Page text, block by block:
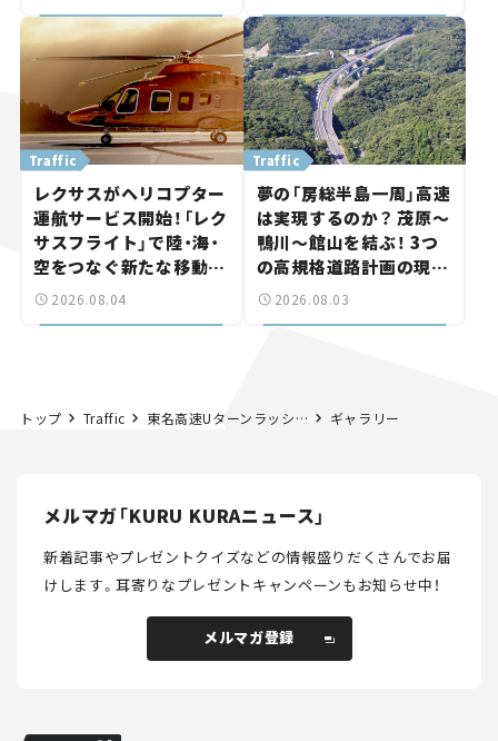
道路計画】
レクサスがヘリコプター
運航サービス開始！「レク
サスフライト」で陸・海・
空をつなぐ新たな移動体
験とは
Traffic
2026.08.04
夢の「房総半島一周」高速
は実現するのか？ 茂原～
鴨川～館山を結ぶ！ 3つ
の高規格道路計画の現
状。「館山鴨川道路」で検
Traffic
2026.08.03
トップ Traffic 東名高速Uターンラッシュを回避する時間帯がわかった！ 綾瀬付近最大35kmの渋滞回避方法 ギャラリー
メルマガ「KURU KURAニュース」
新着記事やプレゼントクイズなどの情報盛りだくさんでお届
けします。耳寄りなプレゼントキャンペーンもお知らせ中！
メルマガ登録